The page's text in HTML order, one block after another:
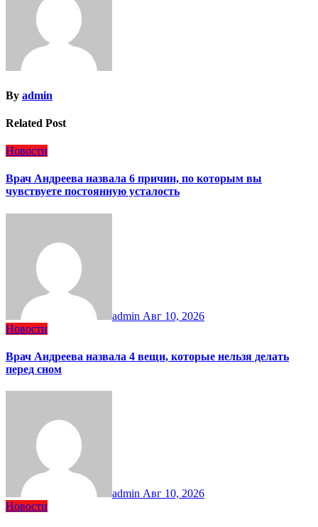
By admin
Related Post
Новости
Врач Андреева назвала 6 причин, по которым вы
чувствуете постоянную усталость
admin Авг 10, 2026
Новости
Врач Андреева назвала 4 вещи, которые нельзя делать
перед сном
admin Авг 10, 2026
Новости